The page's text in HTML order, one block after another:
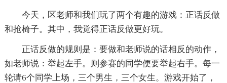
今天，区老师和我们玩了两个有趣的游戏：正话反做
和抢椅子。其中，我觉得正话反做更好玩。
正话反做的规则是：要做和老师说的话相反的动作，
如老师说：举起左手。则参赛的同学便要举起右手。每一
轮请6个同学上场，三个男生，三个女生。游戏开始了，